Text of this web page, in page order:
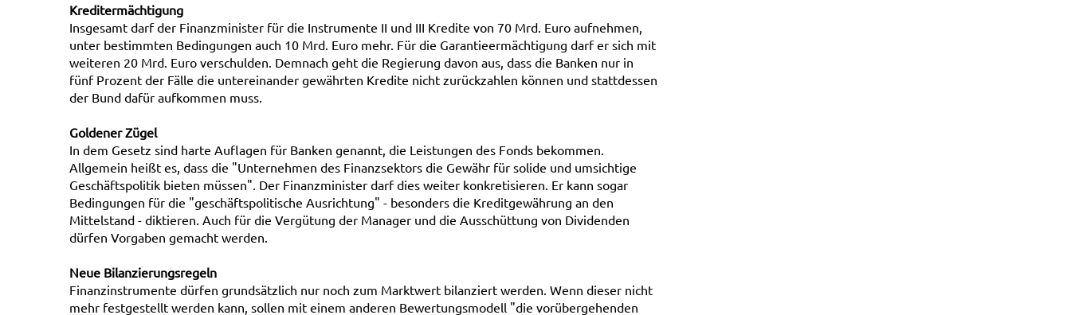
Kreditermächtigung
Insgesamt darf der Finanzminister für die Instrumente II und III Kredite von 70 Mrd. Euro aufnehmen,
unter bestimmten Bedingungen auch 10 Mrd. Euro mehr. Für die Garantieermächtigung darf er sich mit
weiteren 20 Mrd. Euro verschulden. Demnach geht die Regierung davon aus, dass die Banken nur in
fünf Prozent der Fälle die untereinander gewährten Kredite nicht zurückzahlen können und stattdessen
der Bund dafür aufkommen muss.
Goldener Zügel
In dem Gesetz sind harte Auflagen für Banken genannt, die Leistungen des Fonds bekommen.
Allgemein heißt es, dass die "Unternehmen des Finanzsektors die Gewähr für solide und umsichtige
Geschäftspolitik bieten müssen". Der Finanzminister darf dies weiter konkretisieren. Er kann sogar
Bedingungen für die "geschäftspolitische Ausrichtung" - besonders die Kreditgewährung an den
Mittelstand - diktieren. Auch für die Vergütung der Manager und die Ausschüttung von Dividenden
dürfen Vorgaben gemacht werden.
Neue Bilanzierungsregeln
Finanzinstrumente dürfen grundsätzlich nur noch zum Marktwert bilanziert werden. Wenn dieser nicht
mehr festgestellt werden kann, sollen mit einem anderen Bewertungsmodell "die vorübergehenden